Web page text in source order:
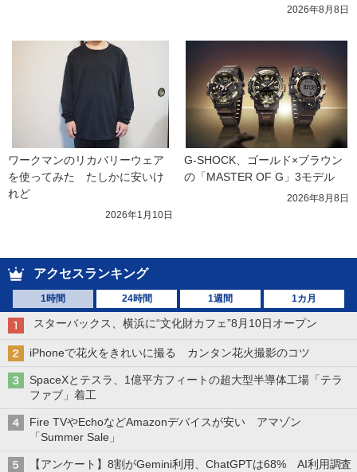
2026年8月8日
ワークマンのリカバリーウェア
を使ってみた　たしかに安いけ
れど
2026年1月10日
G-SHOCK、ゴールド×ブラウン
の「MASTER OF G」3モデル
2026年8月8日
アクセスランキング
1時間 24時間 1週間 1カ月
スターバックス、横浜に“文化財カフェ”8月10日オープン
iPhoneで花火をきれいに撮る カンタン花火撮影のコツ
SpaceXとテスラ、1億平方フィートの超大型半導体工場「テラ
ファブ」着工
Fire TVやEchoなどAmazonデバイスが安い アマゾン
「Summer Sale」
【アンケート】8割がGemini利用、ChatGPTは68% AI利用調査